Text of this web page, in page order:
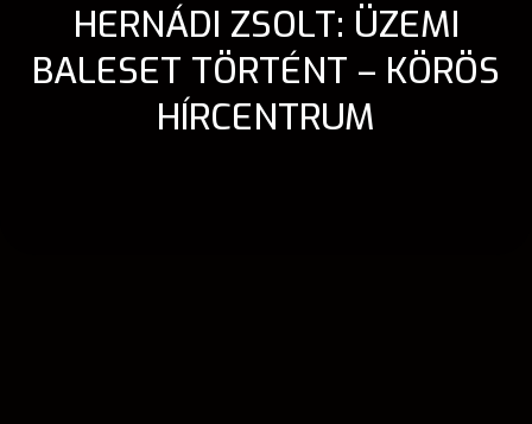
HERNÁDI ZSOLT: ÜZEMI
BALESET TÖRTÉNT – KÖRÖS
HÍRCENTRUM